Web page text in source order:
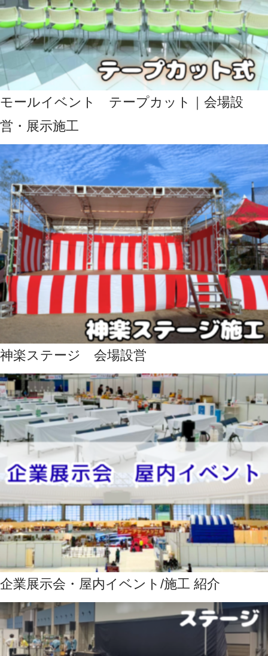
モールイベント テープカット｜会場設
営・展示施工
神楽ステージ 会場設営
企業展示会・屋内イベント/施工 紹介